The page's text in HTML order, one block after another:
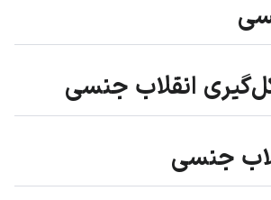
انقلاب جنسی
جنسی